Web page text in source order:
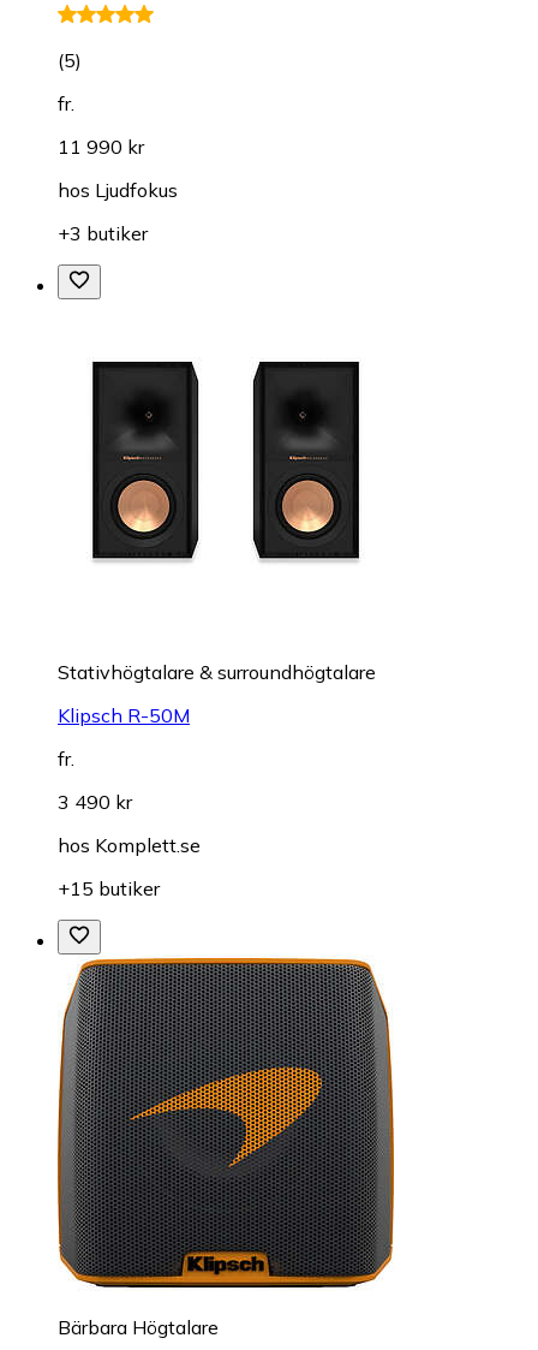
(5)
fr.
11 990 kr
hos Ljudfokus
+3 butiker
Stativhögtalare & surroundhögtalare
Klipsch R-50M
fr.
3 490 kr
hos Komplett.se
+15 butiker
Bärbara Högtalare